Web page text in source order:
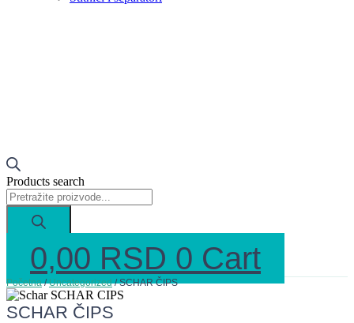
Products search
0,00 RSD 0 Cart
Početna/Uncategorized/ SCHAR ČIPS
SCHAR ČIPS